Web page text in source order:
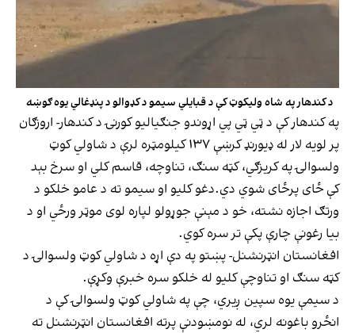
د کندهار په شاه ولیکوټ کې د قبایلي سیمو د کډوالو د پنډغالي یوه ګوښه
په کندهار کې د ټي ټي پي اړوندو جنګیاليو کورنۍ د کندهار- اروزګان
پر لويه لار له ډیورنډ کرښې ۱۳۷ کیلومټره لرې د شاولي کوټ
ولسوالۍ په کريزګي، کټه سنګ، تناوچه، قاسم کلي او سرخ بېد
کې ځای پرځای شوي دي.دغو کليو او سيمو ته د عامو خلکو د
ورتګ اجازه نشته، خو د مېنې جوړولو لپاره لوی موټر ورځي او د
بیا رغونې چارې پکې تر سره کوي.
افغانستان انټرنشنل- پښتو په دې اړه د شاولي کوټ ولسوالۍ د
کټه سنګ او تناوچې کليو له خلکو سره خبرې وکړې.
د سيمې يوه سپين ږیري، چې په شاولي کوټ ولسوالۍ کې د
انځرو باغونه لري، له نومښودنې پرته افغانستان انټرنشنل ته